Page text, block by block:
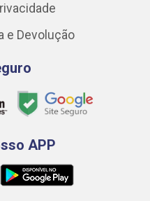
e Devolução
APP